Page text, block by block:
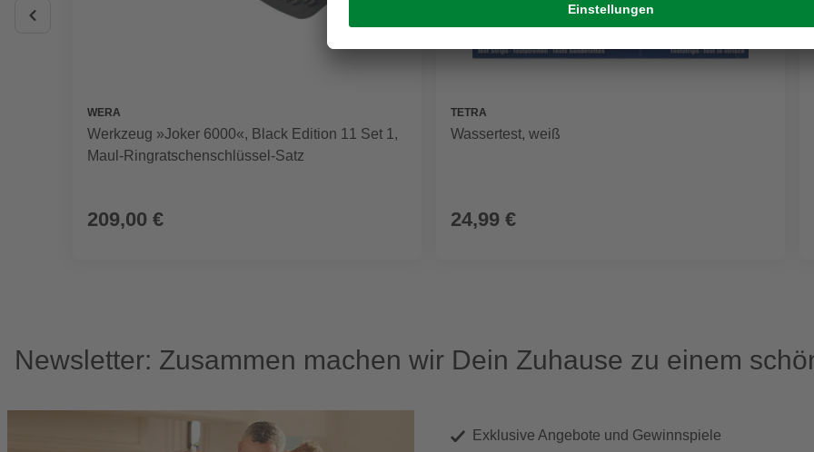
WERA
Werkzeug »Joker 6000«, Black Edition 11 Set 1,
Maul-Ringratschenschlüssel-Satz
209,00 €
TETRA
Wassertest, weiß
24,99 €
Newsletter: Zusammen machen wir Dein Zuhause zu einem
Exklusive Angebote und Gewinnspiele